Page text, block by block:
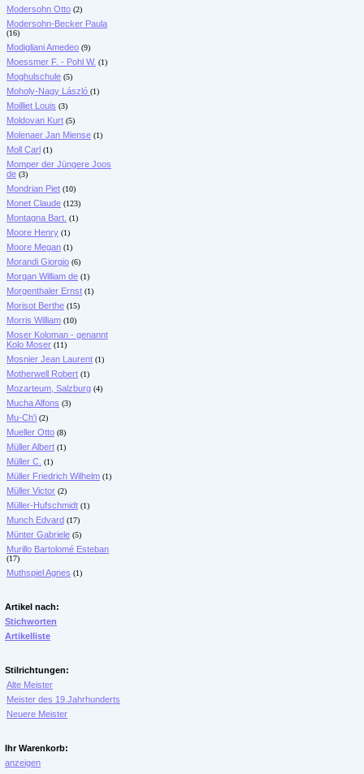
Modersohn Otto (2)
Modersohn-Becker Paula
(16)
Modigliani Amedeo (9)
Moessmer F. - Pohl W. (1)
Moghulschule (5)
Moholy-Nagy László (1)
Moilliet Louis (3)
Moldovan Kurt (5)
Molenaer Jan Miense (1)
Moll Carl (1)
Momper der Jüngere Joos
de (3)
Mondrian Piet (10)
Monet Claude (123)
Montagna Bart. (1)
Moore Henry (1)
Moore Megan (1)
Morandi Giorgio (6)
Morgan William de (1)
Morgenthaler Ernst (1)
Morisot Berthe (15)
Morris William (10)
Moser Koloman - genannt
Kolo Moser (11)
Mosnier Jean Laurent (1)
Motherwell Robert (1)
Mozarteum, Salzburg (4)
Mucha Alfons (3)
Mu-Ch'i (2)
Mueller Otto (8)
Müller Albert (1)
Müller C. (1)
Müller Friedrich Wilhelm (1)
Müller Victor (2)
Müller-Hufschmidt (1)
Munch Edvard (17)
Münter Gabriele (5)
Murillo Bartolomé Esteban
(17)
Muthspiel Agnes (1)
Artikel nach:
Stichworten
Artikelliste
Stilrichtungen:
Alte Meister
Meister des 19.Jahrhunderts
Neuere Meister
Ihr Warenkorb:
anzeigen